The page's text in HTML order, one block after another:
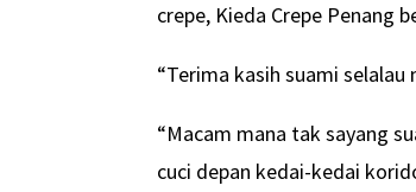
crepe, Kieda Crepe Penang
“Terima kasih suami
“Macam mana tak sayang
cuci depan kedai-kedai